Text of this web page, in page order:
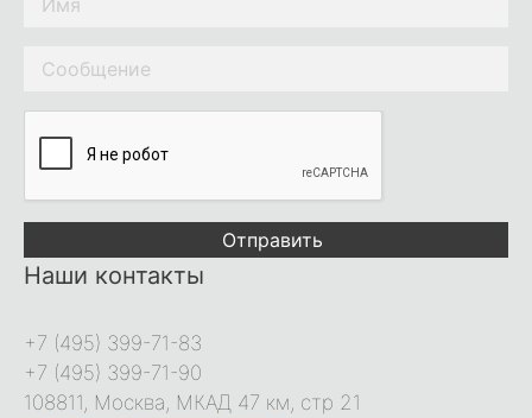
Наши контакты
+7 (495) 399-71-83
+7 (495) 399-71-90
108811, Москва, МКАД 47 км, стр 21
Отправить